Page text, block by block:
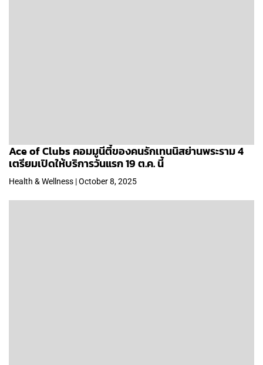
Ace of Clubs คอมมูนีตี้ของคนรักเทนนิสย่านพระราม 4
เตรียมเปิดให้บริการวันแรก 19 ต.ค. นี้
Health & Wellness | October 8, 2025